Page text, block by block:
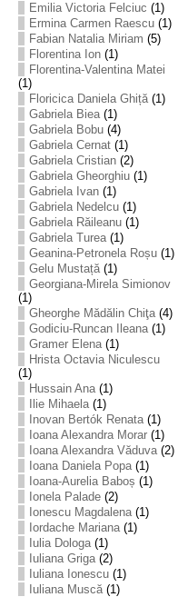
Emilia Victoria Felciuc (1)
Ermina Carmen Raescu(1)
Fabian Natalia Miriam (5)
Florentina Ion(1)
Florentina-Valentina Matei
(1)
Floricica Daniela Ghiță(1)
Gabriela Biea(1)
Gabriela Bobu(4)
Gabriela Cernat(1)
Gabriela Cristian(2)
Gabriela Gheorghiu(1)
Gabriela Ivan(1)
Gabriela Nedelcu(1)
Gabriela Răileanu(1)
Gabriela Turea(1)
Geanina-Petronela Roșu(1)
Gelu Mustață(1)
Georgiana-Mirela Simionov
(1)
Gheorghe Mădălin Chiţa(4)
Godiciu-Runcan Ileana(1)
Gramer Elena(1)
Hrista Octavia Niculescu
(1)
Hussain Ana(1)
Ilie Mihaela(1)
Inovan Bertók Renata(1)
Ioana Alexandra Morar(1)
Ioana Alexandra Văduva(2)
Ioana Daniela Popa(1)
Ioana-Aurelia Baboș (1)
Ionela Palade(2)
Ionescu Magdalena(1)
Iordache Mariana(1)
Iulia Dologa(1)
Iuliana Griga(2)
Iuliana Ionescu(1)
Iuliana Muscă(1)